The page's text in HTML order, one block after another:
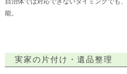
能。
実家の片付け・遺品整理